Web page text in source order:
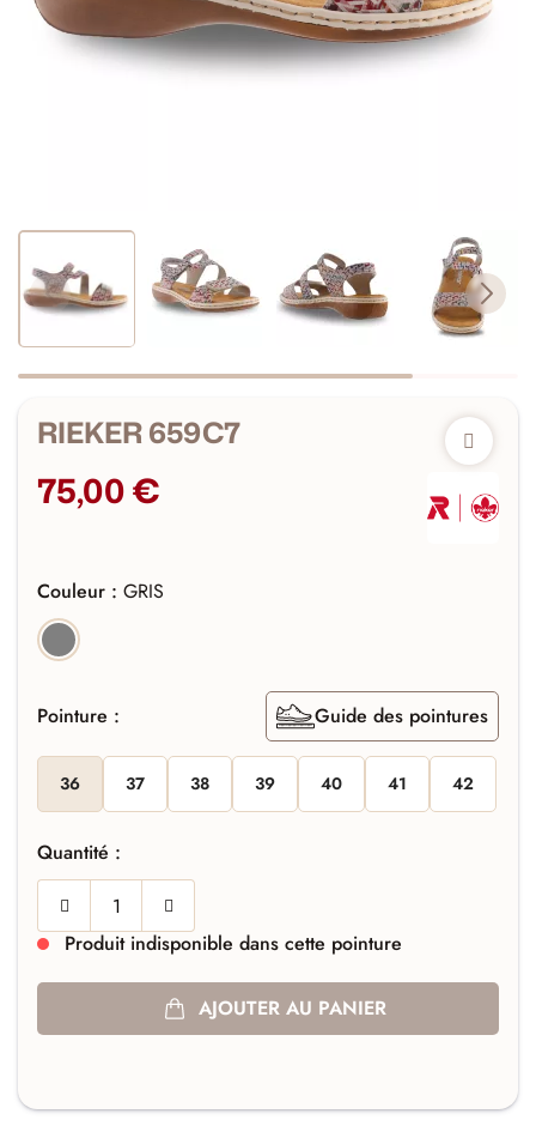
RIEKER 659C7
75,00 €
Couleur : GRIS
GRIS
Pointure : Guide des pointures
36 37 38 39 40 41 42
Quantité :
Produit indisponible dans cette pointure
AJOUTER AU PANIER